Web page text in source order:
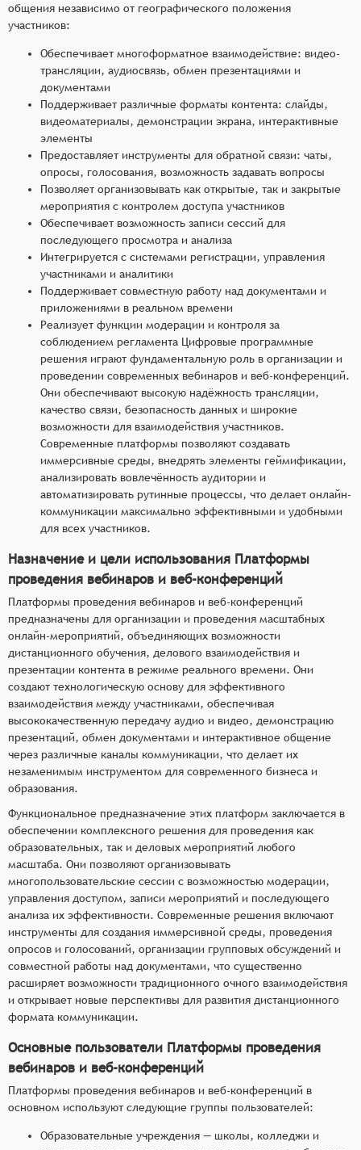
общения независимо от географического положения
участников:
Обеспечивает многоформатное взаимодействие: видео-
трансляции, аудиосвязь, обмен презентациями и
документами
Поддерживает различные форматы контента: слайды,
видеоматериалы, демонстрации экрана, интерактивные
элементы
Предоставляет инструменты для обратной связи: чаты,
опросы, голосования, возможность задавать вопросы
Позволяет организовывать как открытые, так и закрытые
мероприятия с контролем доступа участников
Обеспечивает возможность записи сессий для
последующего просмотра и анализа
Интегрируется с системами регистрации, управления
участниками и аналитики
Поддерживает совместную работу над документами и
приложениями в реальном времени
Реализует функции модерации и контроля за
соблюдением регламента Цифровые программные
решения играют фундаментальную роль в организации и
проведении современных вебинаров и веб-конференций.
Они обеспечивают высокую надёжность трансляции,
качество связи, безопасность данных и широкие
возможности для взаимодействия участников.
Современные платформы позволяют создавать
иммерсивные среды, внедрять элементы геймификации,
анализировать вовлечённость аудитории и
автоматизировать рутинные процессы, что делает онлайн-
коммуникации максимально эффективными и удобными
для всех участников.
Назначение и цели использования Платформы
проведения вебинаров и веб-конференций
Платформы проведения вебинаров и веб-конференций
предназначены для организации и проведения масштабных
онлайн-мероприятий, объединяющих возможности
дистанционного обучения, делового взаимодействия и
презентации контента в режиме реального времени. Они
создают технологическую основу для эффективного
взаимодействия между участниками, обеспечивая
высококачественную передачу аудио и видео, демонстрацию
презентаций, обмен документами и интерактивное общение
через различные каналы коммуникации, что делает их
незаменимым инструментом для современного бизнеса и
образования.
Функциональное предназначение этих платформ заключается в
обеспечении комплексного решения для проведения как
образовательных, так и деловых мероприятий любого
масштаба. Они позволяют организовывать
многопользовательские сессии с возможностью модерации,
управления доступом, записи мероприятий и последующего
анализа их эффективности. Современные решения включают
инструменты для создания иммерсивной среды, проведения
опросов и голосований, организации групповых обсуждений и
совместной работы над документами, что существенно
расширяет возможности традиционного очного взаимодействия
и открывает новые перспективы для развития дистанционного
формата коммуникации.
Основные пользователи Платформы проведения
вебинаров и веб-конференций
Платформы проведения вебинаров и веб-конференций в
основном используют следующие группы пользователей:
Образовательные учреждения — школы, колледжи и